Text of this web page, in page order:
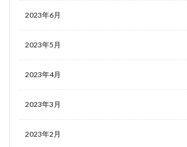
2023年6月
2023年5月
2023年4月
2023年3月
2023年2月